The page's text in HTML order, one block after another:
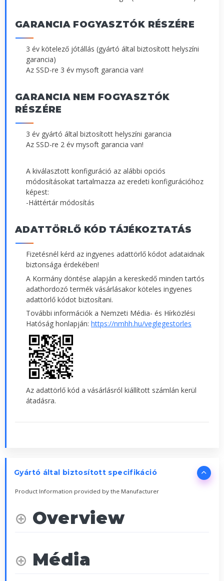
GARANCIA FOGYASZTÓK RÉSZÉRE
3 év kötelező jótállás (gyártó által biztosított helyszíni
garancia)
Az SSD-re 3 év mysoft garancia van!
GARANCIA NEM FOGYASZTÓK
RÉSZÉRE
3 év gyártó által biztosított helyszíni garancia
Az SSD-re 2 év mysoft garancia van!
A kiválasztott konfiguráció az alábbi opciós
módosításokat tartalmazza az eredeti konfigurációhoz
képest:
-Háttértár módosítás
ADATTÖRLŐ KÓD TÁJÉKOZTATÁS
Fizetésnél kérd az ingyenes adattörlő kódot adataidnak
biztonsága érdekében!
A Kormány döntése alapján a kereskedő minden tartós
adathordozó termék vásárlásakor köteles ingyenes
adattörlő kódot biztosítani.
További információk a Nemzeti Média- és Hírközlési
Hatóság honlapján: https://nmhh.hu/veglegestorles
Az adattörlő kód a vásárlásról kiállított számlán kerül
átadásra.
Gyártó által biztosított specifikáció
Product Information provided by the Manufacturer
Overview
Média